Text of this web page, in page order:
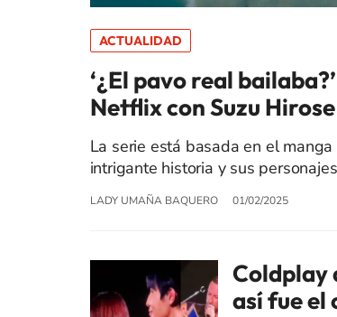
ACTUALIDAD
‘¿El pavo real
Netflix con Suzu Hirose
La serie está basada en el
intrigante historia y sus
LADY UMAÑA BAQUERO 01/02/2025
Coldplay
así fue el